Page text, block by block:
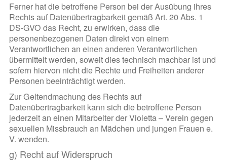
Ferner hat die betroffene Person bei der Ausübung ihres
Rechts auf Datenübertragbarkeit gemäß Art. 20 Abs. 1
DS-GVO das Recht, zu erwirken, dass die
personenbezogenen Daten direkt von einem
Verantwortlichen an einen anderen Verantwortlichen
übermittelt werden, soweit dies technisch machbar ist und
sofern hiervon nicht die Rechte und Freiheiten anderer
Personen beeinträchtigt werden.
Zur Geltendmachung des Rechts auf
Datenübertragbarkeit kann sich die betroffene Person
jederzeit an einen Mitarbeiter der Violetta – Verein gegen
sexuellen Missbrauch an Mädchen und jungen Frauen e.
V. wenden.
g) Recht auf Widerspruch